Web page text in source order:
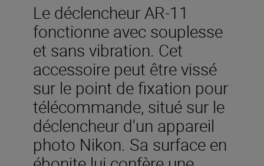
Le déclencheur AR-11
fonctionne avec souplesse
et sans vibration. Cet
accessoire peut être vissé
sur le point de fixation pour
télécommande, situé sur le
déclencheur d'un appareil
photo Nikon. Sa surface en